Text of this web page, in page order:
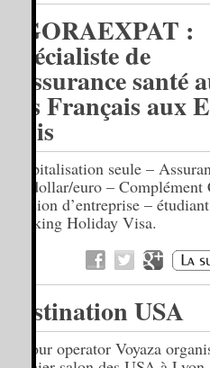
AGORAEXPAT :
Spécialiste de
l'assurance santé
des Français aux
Unis
Hospitalisation seule –
1er dollar/euro – Complément
Mission d’entreprise –
Working Holiday Visa.
Destination USA
Le tour operator Voyaza